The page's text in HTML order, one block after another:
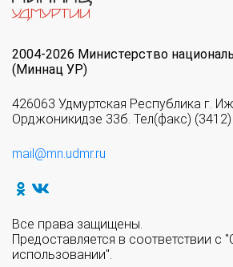
2004-2026 Министерство
(Миннац УР)
426063 Удмуртская Республика г.
Орджоникидзе 33б. Тел(факс)
mail@mn.udmr.ru
Все права защищены.
Предоставляется в соответствии с
использовании".